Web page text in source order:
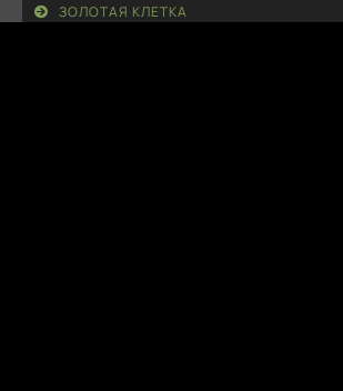
ЗОЛОТАЯ КЛЕТКА